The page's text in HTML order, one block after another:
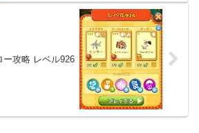
ー攻略 レベル926